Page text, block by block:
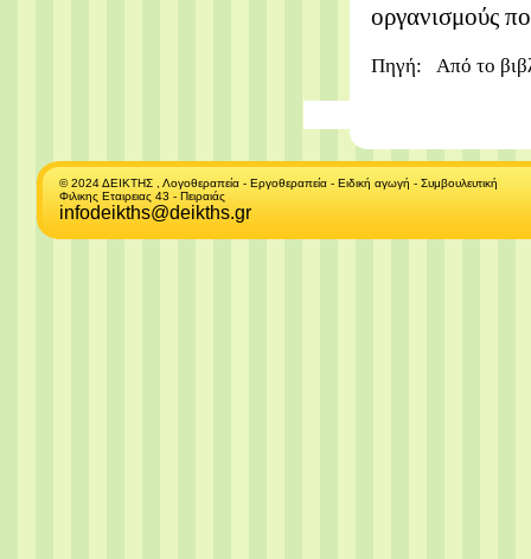
οργανισμούς
Πηγή: Από το
© 2024 ΔΕΙΚΤΗΣ , Λογοθεραπεία - Εργοθεραπεία - Ειδική αγωγή - Συμβουλευτική
Φιλικης Εταιρειας 43 - Πειραιάς
infodeikths@deikths.gr